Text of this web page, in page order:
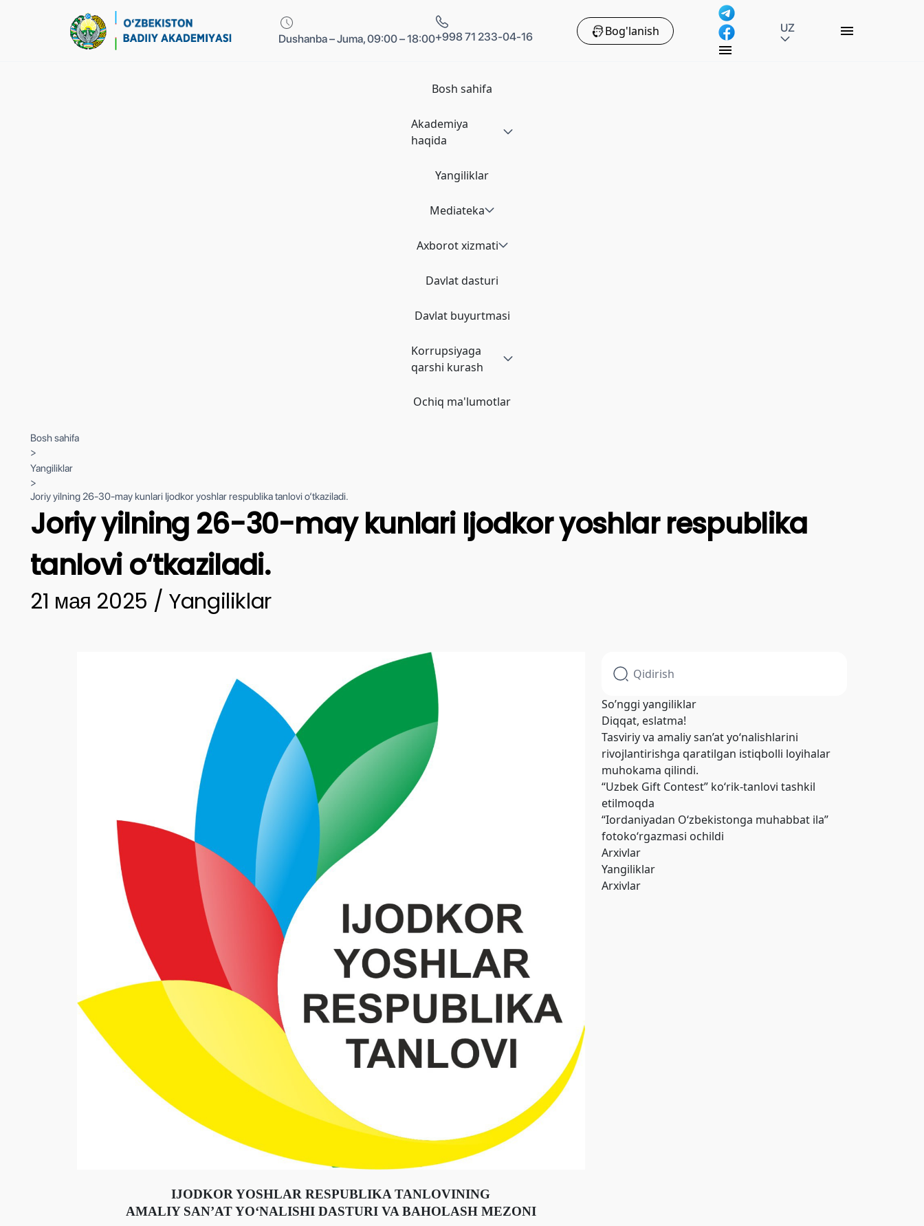
Dushanba – Juma, 09:00 – 18:00+998 71 233-04-16 Bog'lanish UZ
Bosh sahifa
Akademiya
haqida
Yangiliklar
Mediateka
Axborot xizmati
Davlat dasturi
Davlat buyurtmasi
Korrupsiyaga
qarshi kurash
Ochiq ma'lumotlar
Bosh sahifa
>
Yangiliklar
>
Joriy yilning 26-30-may kunlari Ijodkor yoshlar respublika tanlovi o‘tkaziladi.
Joriy yilning 26-30-may kunlari Ijodkor yoshlar respublika
tanlovi o‘tkaziladi.
21 мая 2025 / Yangiliklar
IJODKOR YOSHLAR RESPUBLIKA TANLOVINING
AMALIY SAN’AT YО‘NALISHI DASTURI VA BAHOLASH MEZONI
So’nggi yangiliklar
Diqqat, eslatma!
Tasviriy va amaliy san’at yo‘nalishlarini
rivojlantirishga qaratilgan istiqbolli loyihalar
muhokama qilindi.
“Uzbek Gift Contest” ko‘rik-tanlovi tashkil
etilmoqda
“Iordaniyadan O‘zbekistonga muhabbat ila”
fotoko‘rgazmasi ochildi
Arxivlar
Yangiliklar
Arxivlar